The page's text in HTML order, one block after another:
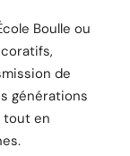
Boulle ou
de
générations
tout en